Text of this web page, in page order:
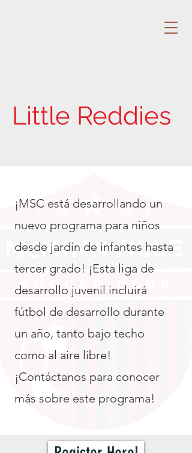
Little Reddies
¡MSC está desarrollando un
nuevo programa para niños
desde jardín de infantes hasta
tercer grado! ¡Esta liga de
desarrollo juvenil incluirá
fútbol de desarrollo durante
un año, tanto bajo techo
como al aire libre!
¡Contáctanos para conocer
más sobre este programa!